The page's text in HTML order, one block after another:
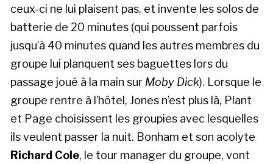
ceux-ci ne lui plaisent pas, et invente les solos de
batterie de 20 minutes (qui poussent parfois
jusqu’à 40 minutes quand les autres membres du
groupe lui planquent ses baguettes lors du
passage joué à la main sur Moby Dick). Lorsque le
groupe rentre à l’hôtel, Jones n’est plus là, Plant
et Page choisissent les groupies avec lesquelles
ils veulent passer la nuit. Bonham et son acolyte
Richard Cole, le tour manager du groupe, vont